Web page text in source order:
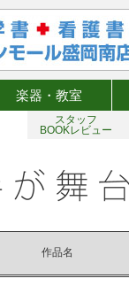
楽器・教室
スタッフ
BOOKレビュー
作品名